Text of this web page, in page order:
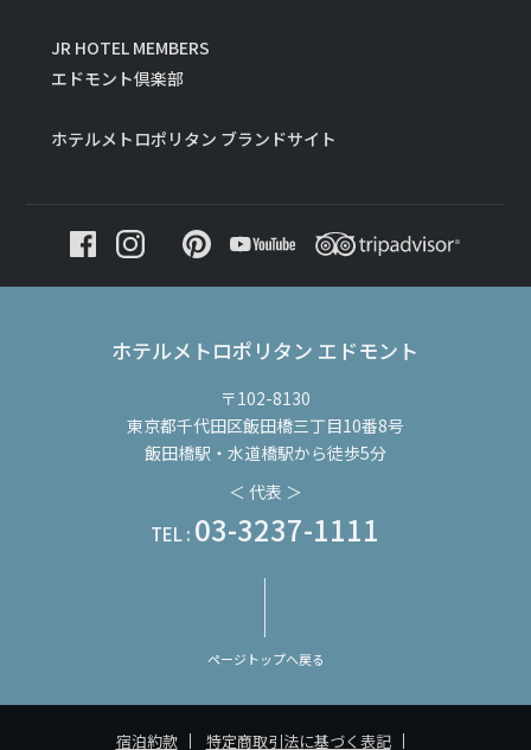
JR HOTEL MEMBERS
エドモント倶楽部
ホテルメトロポリタン ブランドサイト
ホテルメトロポリタン エドモント
〒102-8130
東京都千代田区飯田橋三丁目10番8号
飯田橋駅・水道橋駅から徒歩5分
＜ 代表 ＞
TEL : 03-3237-1111
ページトップへ戻る
宿泊約款 特定商取引法に基づく表記